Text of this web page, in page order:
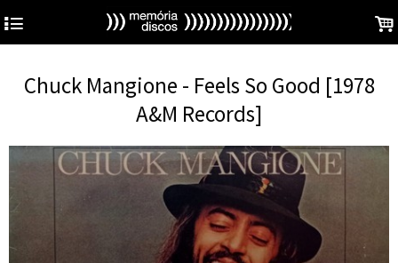
4 .
Chuck Mangione - Feels So Good [1978
A&M Records]